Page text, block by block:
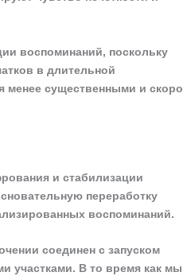
воспоминаний, поскольку
в длительной
менее существенными и скоро
и стабилизации
переработку
воспоминаний.
соединен с запуском
участками. В то время как мы